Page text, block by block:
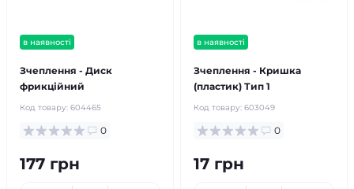
в наявності
Зчеплення - Диск
фрикційний
Код товару: 604465
0
177 грн
в наявності
Зчеплення - Кришка
(пластик) Тип 1
Код товару: 603049
0
17 грн